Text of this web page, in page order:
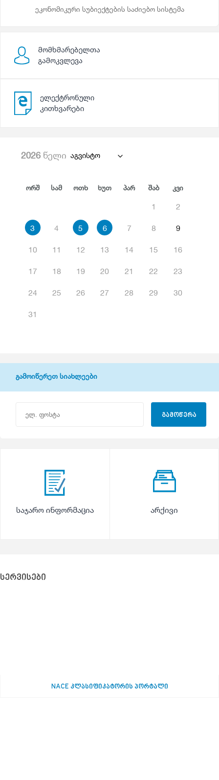
ეკონომიკური სუბიექტების საძიებო სისტემა
მომხმარებელთა
გამოკვლევა
ელექტრონული
კითხვარები
2026 წელი აგვისტო
Ორშ Სამ Ოთხ Ხუთ Პარ Შაბ Კვი
1 2
3 4 5 6 7 8 9
10 11 12 13 14 15 16
17 18 19 20 21 22 23
24 25 26 27 28 29 30
31
გამოიწერეთ სიახლეები
გამოწერა
საჯარო ინფორმაცია არქივი
სერვისები
NACE კლასიფიკატორის პორტალი